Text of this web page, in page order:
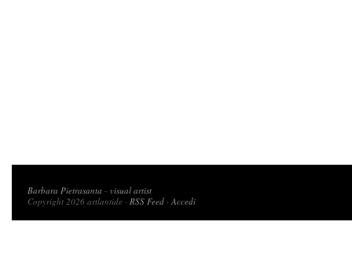
Barbara Pietrasanta - visual artist
Copyright 2026 artlantide · RSS Feed ·Accedi